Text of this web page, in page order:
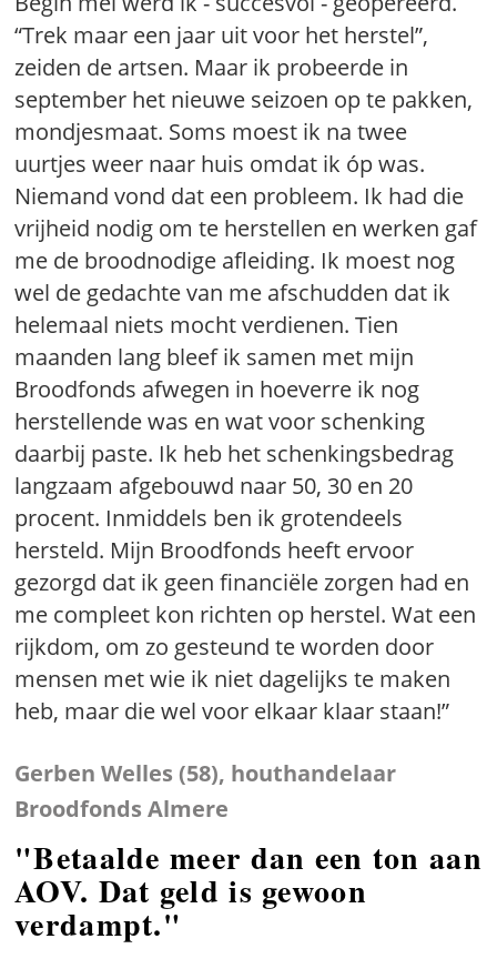
“Trek maar een jaar uit voor het herstel”,
zeiden de artsen. Maar ik probeerde in
september het nieuwe seizoen op te pakken,
mondjesmaat. Soms moest ik na twee
uurtjes weer naar huis omdat ik óp was.
Niemand vond dat een probleem. Ik had die
vrijheid nodig om te herstellen en werken gaf
me de broodnodige afleiding. Ik moest nog
wel de gedachte van me afschudden dat ik
helemaal niets mocht verdienen. Tien
maanden lang bleef ik samen met mijn
Broodfonds afwegen in hoeverre ik nog
herstellende was en wat voor schenking
daarbij paste. Ik heb het schenkingsbedrag
langzaam afgebouwd naar 50, 30 en 20
procent. Inmiddels ben ik grotendeels
hersteld. Mijn Broodfonds heeft ervoor
gezorgd dat ik geen financiële zorgen had en
me compleet kon richten op herstel. Wat een
rijkdom, om zo gesteund te worden door
mensen met wie ik niet dagelijks te maken
heb, maar die wel voor elkaar klaar staan!”
Gerben Welles (58), houthandelaar
Broodfonds Almere
"Betaalde meer dan een ton aan
AOV. Dat geld is gewoon
verdampt."